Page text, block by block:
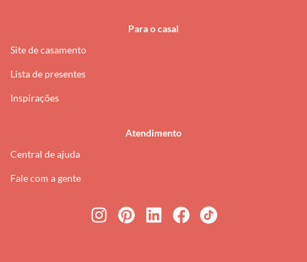
Para o casal
Site de casamento
Lista de presentes
Inspirações
Atendimento
Central de ajuda
Fale com a gente